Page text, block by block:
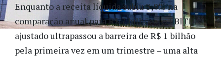
Enquanto a receita líquida subiu 3,9% na
comparação anual para R$ 7 bilhões, o EBITDA
ajustado ultrapassou a barreira de R$ 1 bilhão
pela primeira vez em um trimestre – uma alta